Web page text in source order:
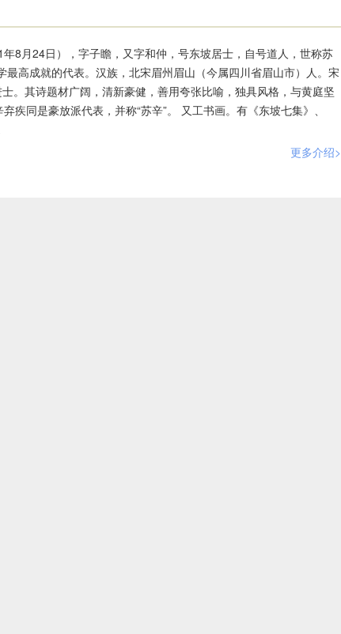
8月24日），字子瞻，又字和仲，号东坡居士，自号道人，世称苏
最高成就的代表。汉族，北宋眉州眉山（今属四川省眉山市）人。宋
。其诗题材广阔，清新豪健，善用夸张比喻，独具风格，与黄庭坚
疾同是豪放派代表，并称“苏辛”。 又工书画。有《东坡七集》、
更多介绍>